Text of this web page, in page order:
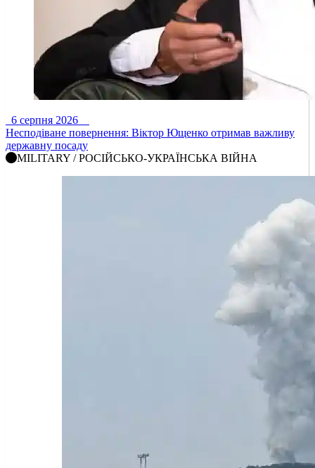
6 серпня 2026
Несподіване повернення: Віктор Ющенко отримав важливу
державну посаду
MILITARY / РОСІЙСЬКО-УКРАЇНСЬКА ВІЙНА